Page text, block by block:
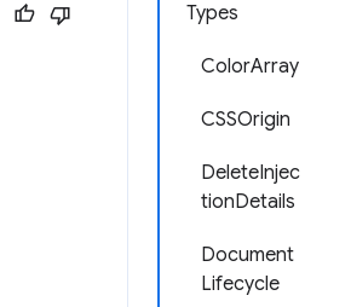
Types
ColorArray
CSSOrigin
DeleteInjec
tionDetails
Document
Lifecycle